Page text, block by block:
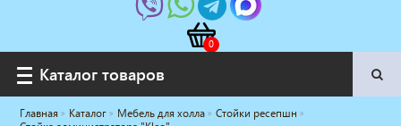
Каталог товаров
Каталог товаров
Главная Каталог Мебель для холла
Стойки ресепшн